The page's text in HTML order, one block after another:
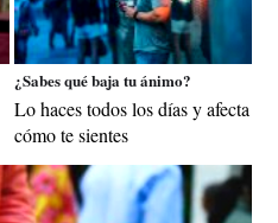
¿Sabes qué baja tu ánimo?
Lo haces todos los días y afecta
cómo te sientes